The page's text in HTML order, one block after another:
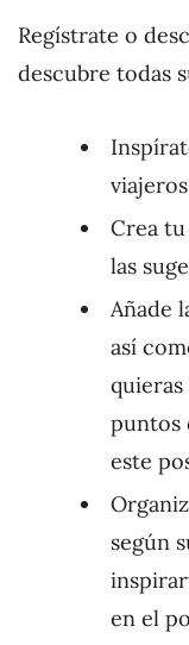
Regístrate o
descubre todas
Crea
las
Añade
así
puntos
este
según
en el